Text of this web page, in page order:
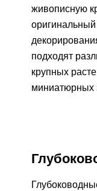
живописную
подходят
крупных
миниатюрных